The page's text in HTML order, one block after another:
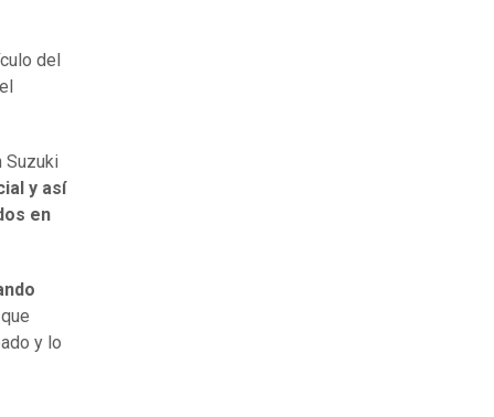
del
Suzuki
y así
en
y lo